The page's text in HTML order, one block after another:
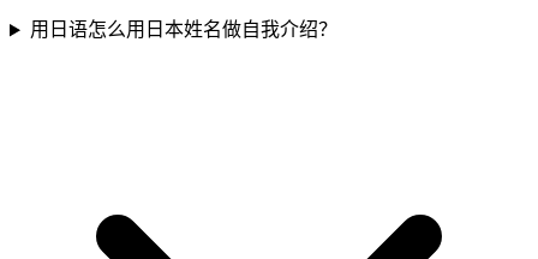
用日语怎么用日本姓名做自我介绍？